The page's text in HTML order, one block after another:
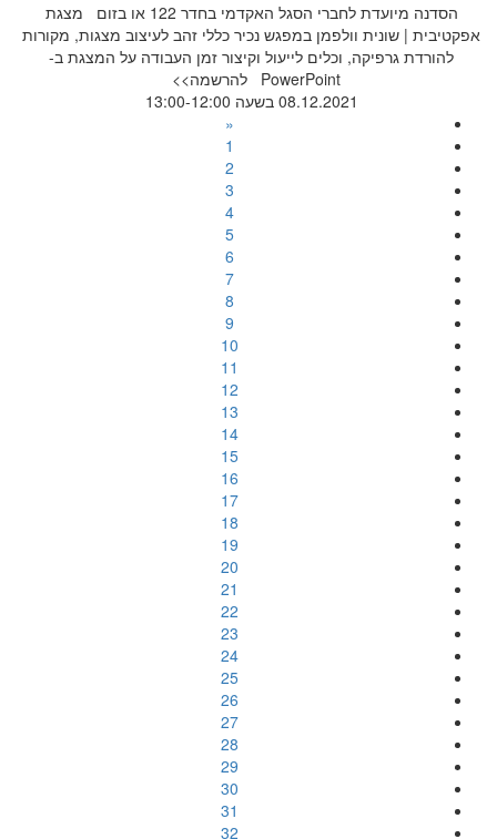
הסדנה מיועדת לחברי הסגל האקדמי בחדר 122 או בזום מצגת
אפקטיבית | שונית וולפמן במפגש נכיר כללי זהב לעיצוב מצגות, מקורות
להורדת גרפיקה, וכלים לייעול וקיצור זמן העבודה על המצגת ב-
PowerPoint להרשמה>>
08.12.2021 בשעה 13:00-12:00
«
1
2
3
4
5
6
7
8
9
10
11
12
13
14
15
16
17
18
19
20
21
22
23
24
25
26
27
28
29
30
31
32